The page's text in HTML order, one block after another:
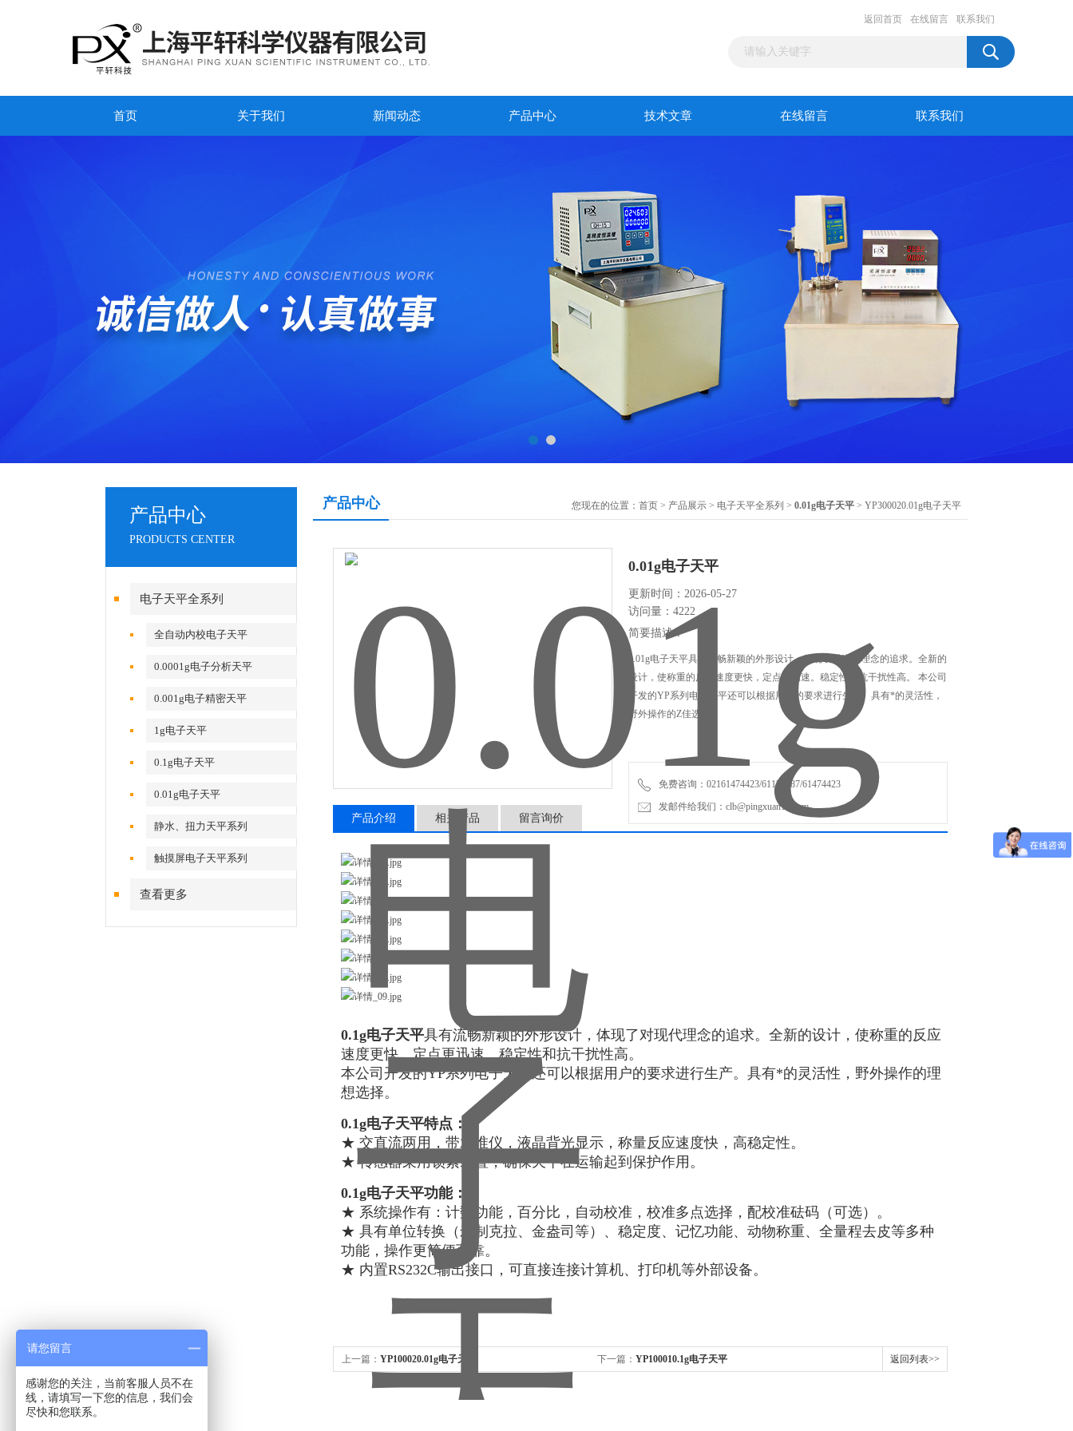
返回首页 在线留言 联系我们
首页 关于我们 新闻动态 产品中心 技术文章 在线留言 联系我们
产品中心
PRODUCTS CENTER
电子天平全系列
全自动内校电子天平
0.0001g电子分析天平
0.001g电子精密天平
1g电子天平
0.1g电子天平
0.01g电子天平
静水、扭力天平系列
触摸屏电子天平系列
查看更多
产品中心 您现在的位置： 首页 > 产品展示 > 电子天平全系列 > 0.01g电子天平 > YP300020.01g电子天平
0.01g电子天平
更新时间：2026-05-27
访问量：4222
简要描述：
0.01g电子天平具有流畅新颖的外形设计，体现了对现代理念的追求。全新的
设计，使称重的反应速度更快，定点更迅速。稳定性和抗干扰性高。 本公司
开发的YP系列电子天平还可以根据用户的要求进行生产。具有*的灵活性，
野外操作的Z佳选择。
免费咨询：02161474423/61128587/61474423
发邮件给我们：clb@pingxuan17.com
产品介绍 相关产品 留言询价
0.1g电子天平具有流畅新颖的外形设计，体现了对现代理念的追求。全新的设计，使称重的反应
速度更快，定点更迅速。稳定性和抗干扰性高。
本公司开发的YP系列电子天平还可以根据用户的要求进行生产。具有*的灵活性，野外操作的理
想选择。
0.1g电子天平特点：
★ 交直流两用，带水准仪，液晶背光显示，称量反应速度快，高稳定性。
★传感器采用锁紧装置，确保天平在运输起到保护作用。
0.1g电子天平功能：
★ 系统操作有：计数功能，百分比，自动校准，校准多点选择，配校准砝码（可选）。
★ 具有单位转换（米制克拉、金盎司等）、稳定度、记忆功能、动物称重、全量程去皮等多种
功能，操作更简便可靠。
★ 内置RS232C输出接口，可直接连接计算机、打印机等外部设备。
上一篇： YP100020.01g电子天平 下一篇： YP100010.1g电子天平 返回列表>>
请您留言
感谢您的关注，当前客服人员不在
线，请填写一下您的信息，我们会
尽快和您联系。